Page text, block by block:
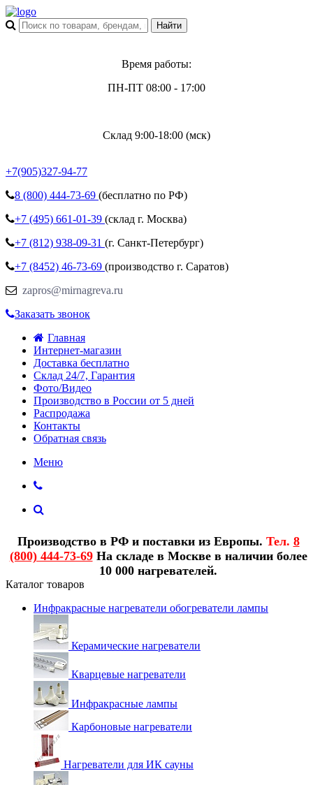
Время работы:
ПН-ПТ 08:00 - 17:00
Склад 9:00-18:00 (мск)
+7(905)327-94-77
8 (800) 444-73-69 (бесплатно по РФ)
+7 (495) 661-01-39 (склад г. Москва)
+7 (812) 938-09-31 (г. Санкт-Петербург)
+7 (8452) 46-73-69 (производство г. Саратов)
zapros@mirnagreva.ru
Заказать звонок
Главная
Интернет-магазин
Доставка бесплатно
Склад 24/7, Гарантия
Фото/Видео
Производство в России от 5 дней
Распродажа
Контакты
Обратная связь
Меню
Производство в РФ и поставки из Европы. Тел. 8
(800) 444-73-69На складе в Москве в наличии более
10 000 нагревателей.
Каталог товаров
Инфракрасные нагреватели обогреватели лампы
Керамические нагреватели
Кварцевые нагреватели
Инфракрасные лампы
Карбоновые нагреватели
Нагреватели для ИК сауны